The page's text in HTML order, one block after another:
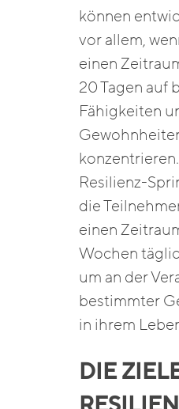
können
vor allem,
einen
20 Tagen auf
Fähigkeiten
Resilienz-
die
einen
Wochen
um an der
bestimmter
in ihrem
DIE